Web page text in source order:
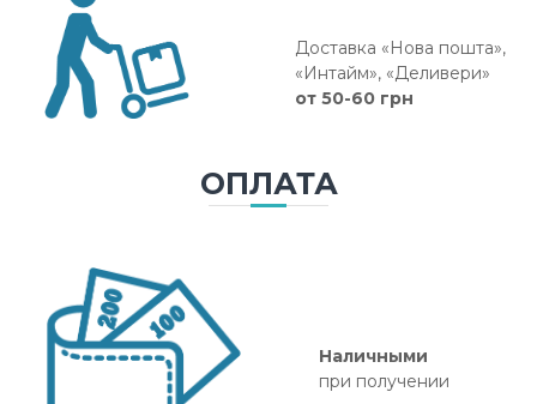
Доставка «Нова пошта»,
«Интайм», «Деливери»
от 50-60 грн
ОПЛАТА
Наличными
при получении